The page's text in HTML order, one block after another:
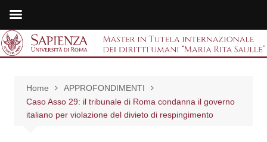
Salta
al
internazionale dei
diritti umani "Maria
Rita Saulle"
Home
APPROFONDIMENTI
Caso Asso 29: il tribunale di Roma condanna il governo
italiano per violazione del divieto di respingimento